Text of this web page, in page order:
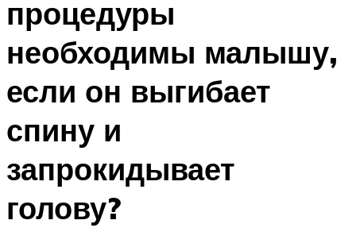
процедуры
необходимы малышу,
если он выгибает
спину и
запрокидывает
голову?